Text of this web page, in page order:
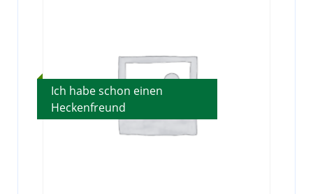
Optionen
können
auf
Produktseite
Ich habe schon einen
Heckenfreund